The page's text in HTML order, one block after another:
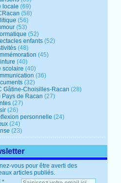
locale (69)
(58)
(56)
(53)
(52)
enfants (52)
(48)
(45)
(40)
scolaire (40)
(36)
(32)
Gâtine-Choisilles-Racan (28)
Pays de Racan (27)
(27)
(26)
personnelle (24)
(24)
(23)
vous pour être averti des
articles publiés.